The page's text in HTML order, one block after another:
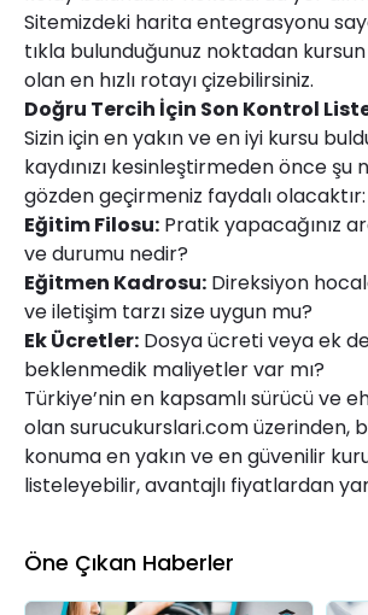
Sitemizdeki harita entegrasyonu
tıkla bulunduğunuz noktadan kursun
olan en hızlı rotayı çizebilirsiniz.
Doğru Tercih İçin Son Kontrol
Sizin için en yakın ve en iyi kursu
kaydınızı kesinleştirmeden önce şu
gözden geçirmeniz faydalı olacaktır:
Eğitim Filosu: Pratik yapacağınız
ve durumu nedir?
Eğitmen Kadrosu: Direksiyon
ve iletişim tarzı size uygun mu?
Ek Ücretler: Dosya ücreti veya ek
beklenmedik maliyetler var mı?
Türkiye’nin en kapsamlı sürücü ve
olansurucukurslari.comüzerinden,
konuma en yakın ve en güvenilir
listeleyebilir, avantajlı fiyatlardan
Öne Çıkan Haberler